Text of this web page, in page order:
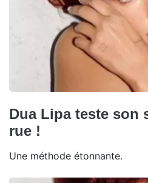
Dua Lipa teste son
rue !
Une méthode étonnante.